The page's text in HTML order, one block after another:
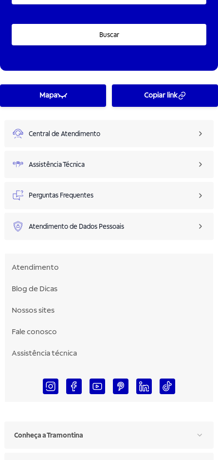
Buscar
Mapa Copiar link
Central de Atendimento
Assistência Técnica
Perguntas Frequentes
Atendimento de Dados Pessoais
Atendimento
Blog de Dicas
Nossos sites
Fale conosco
Assistência técnica
Conheça a Tramontina